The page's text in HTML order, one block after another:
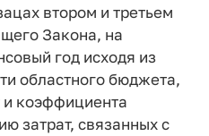
втором и третьем
Закона, на
год исходя из
областного бюджета,
коэффициента
затрат, связанных с